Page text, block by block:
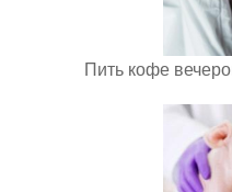
Пить кофе